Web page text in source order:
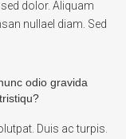
dolor. Aliquam
nullael diam. Sed
odio gravida
Duis ac turpis.